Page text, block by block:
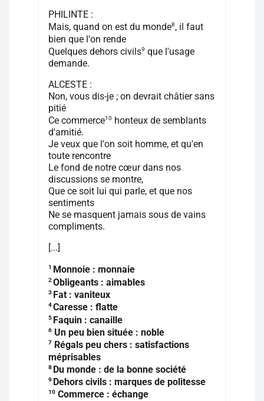
PHILINTE :
Mais, quand on est du monde8, il faut
bien que l'on rende
Quelques dehors civils9 que l'usage
demande.
ALCESTE :
Non, vous dis-je ; on devrait châtier sans
pitié
Ce commerce10 honteux de semblants
d'amitié.
Je veux que l'on soit homme, et qu'en
toute rencontre
Le fond de notre cœur dans nos
discussions se montre,
Que ce soit lui qui parle, et que nos
sentiments
Ne se masquent jamais sous de vains
compliments.
[...]
1 Monnoie : monnaie
2Obligeants : aimables
3 Fat : vaniteux
4Caresse : flatte
5 Faquin : canaille
6 Un peu bien située : noble
7 Régals peu chers : satisfactions
méprisables
8 Du monde : de la bonne société
9 Dehors civils : marques de politesse
10 Commerce : échange